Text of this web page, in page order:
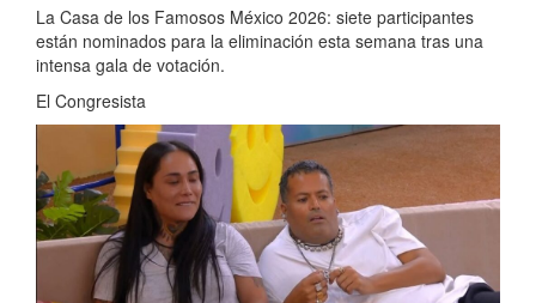
La Casa de los Famosos México 2026: siete participantes
están nominados para la eliminación esta semana tras una
intensa gala de votación.
El Congresista